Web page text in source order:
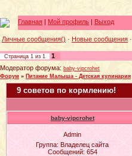
Главная | Мой профиль | Выход
Личные сообщения() · Новые сообщения ·
Страница 1 из 1
1
Модератор форума: baby-vipcrohet
Форум » Питание Малыша - Детская кулинария
9 советов по кормлению!
baby-vipcrohet
Admin
Группа: Владелец сайта
Сообщений: 654